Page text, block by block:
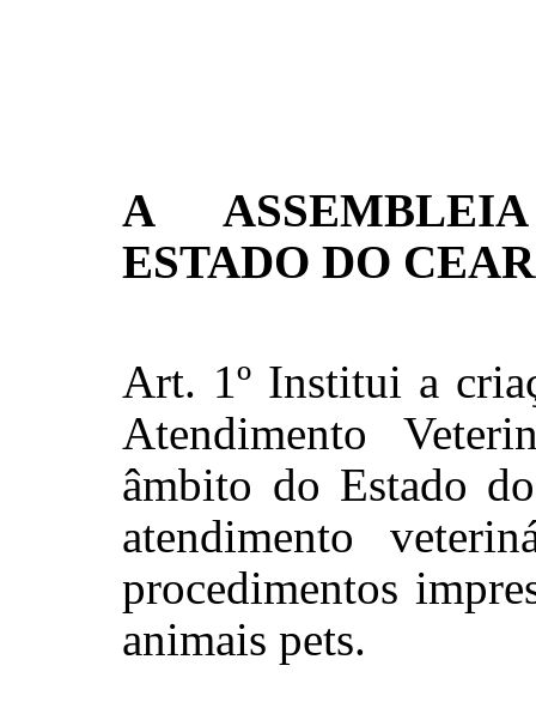
A
ESTADO DO
Art. 1º Institui a
Atendimento
âmbito do Estado
atendimento
procedimentos
animais pets.